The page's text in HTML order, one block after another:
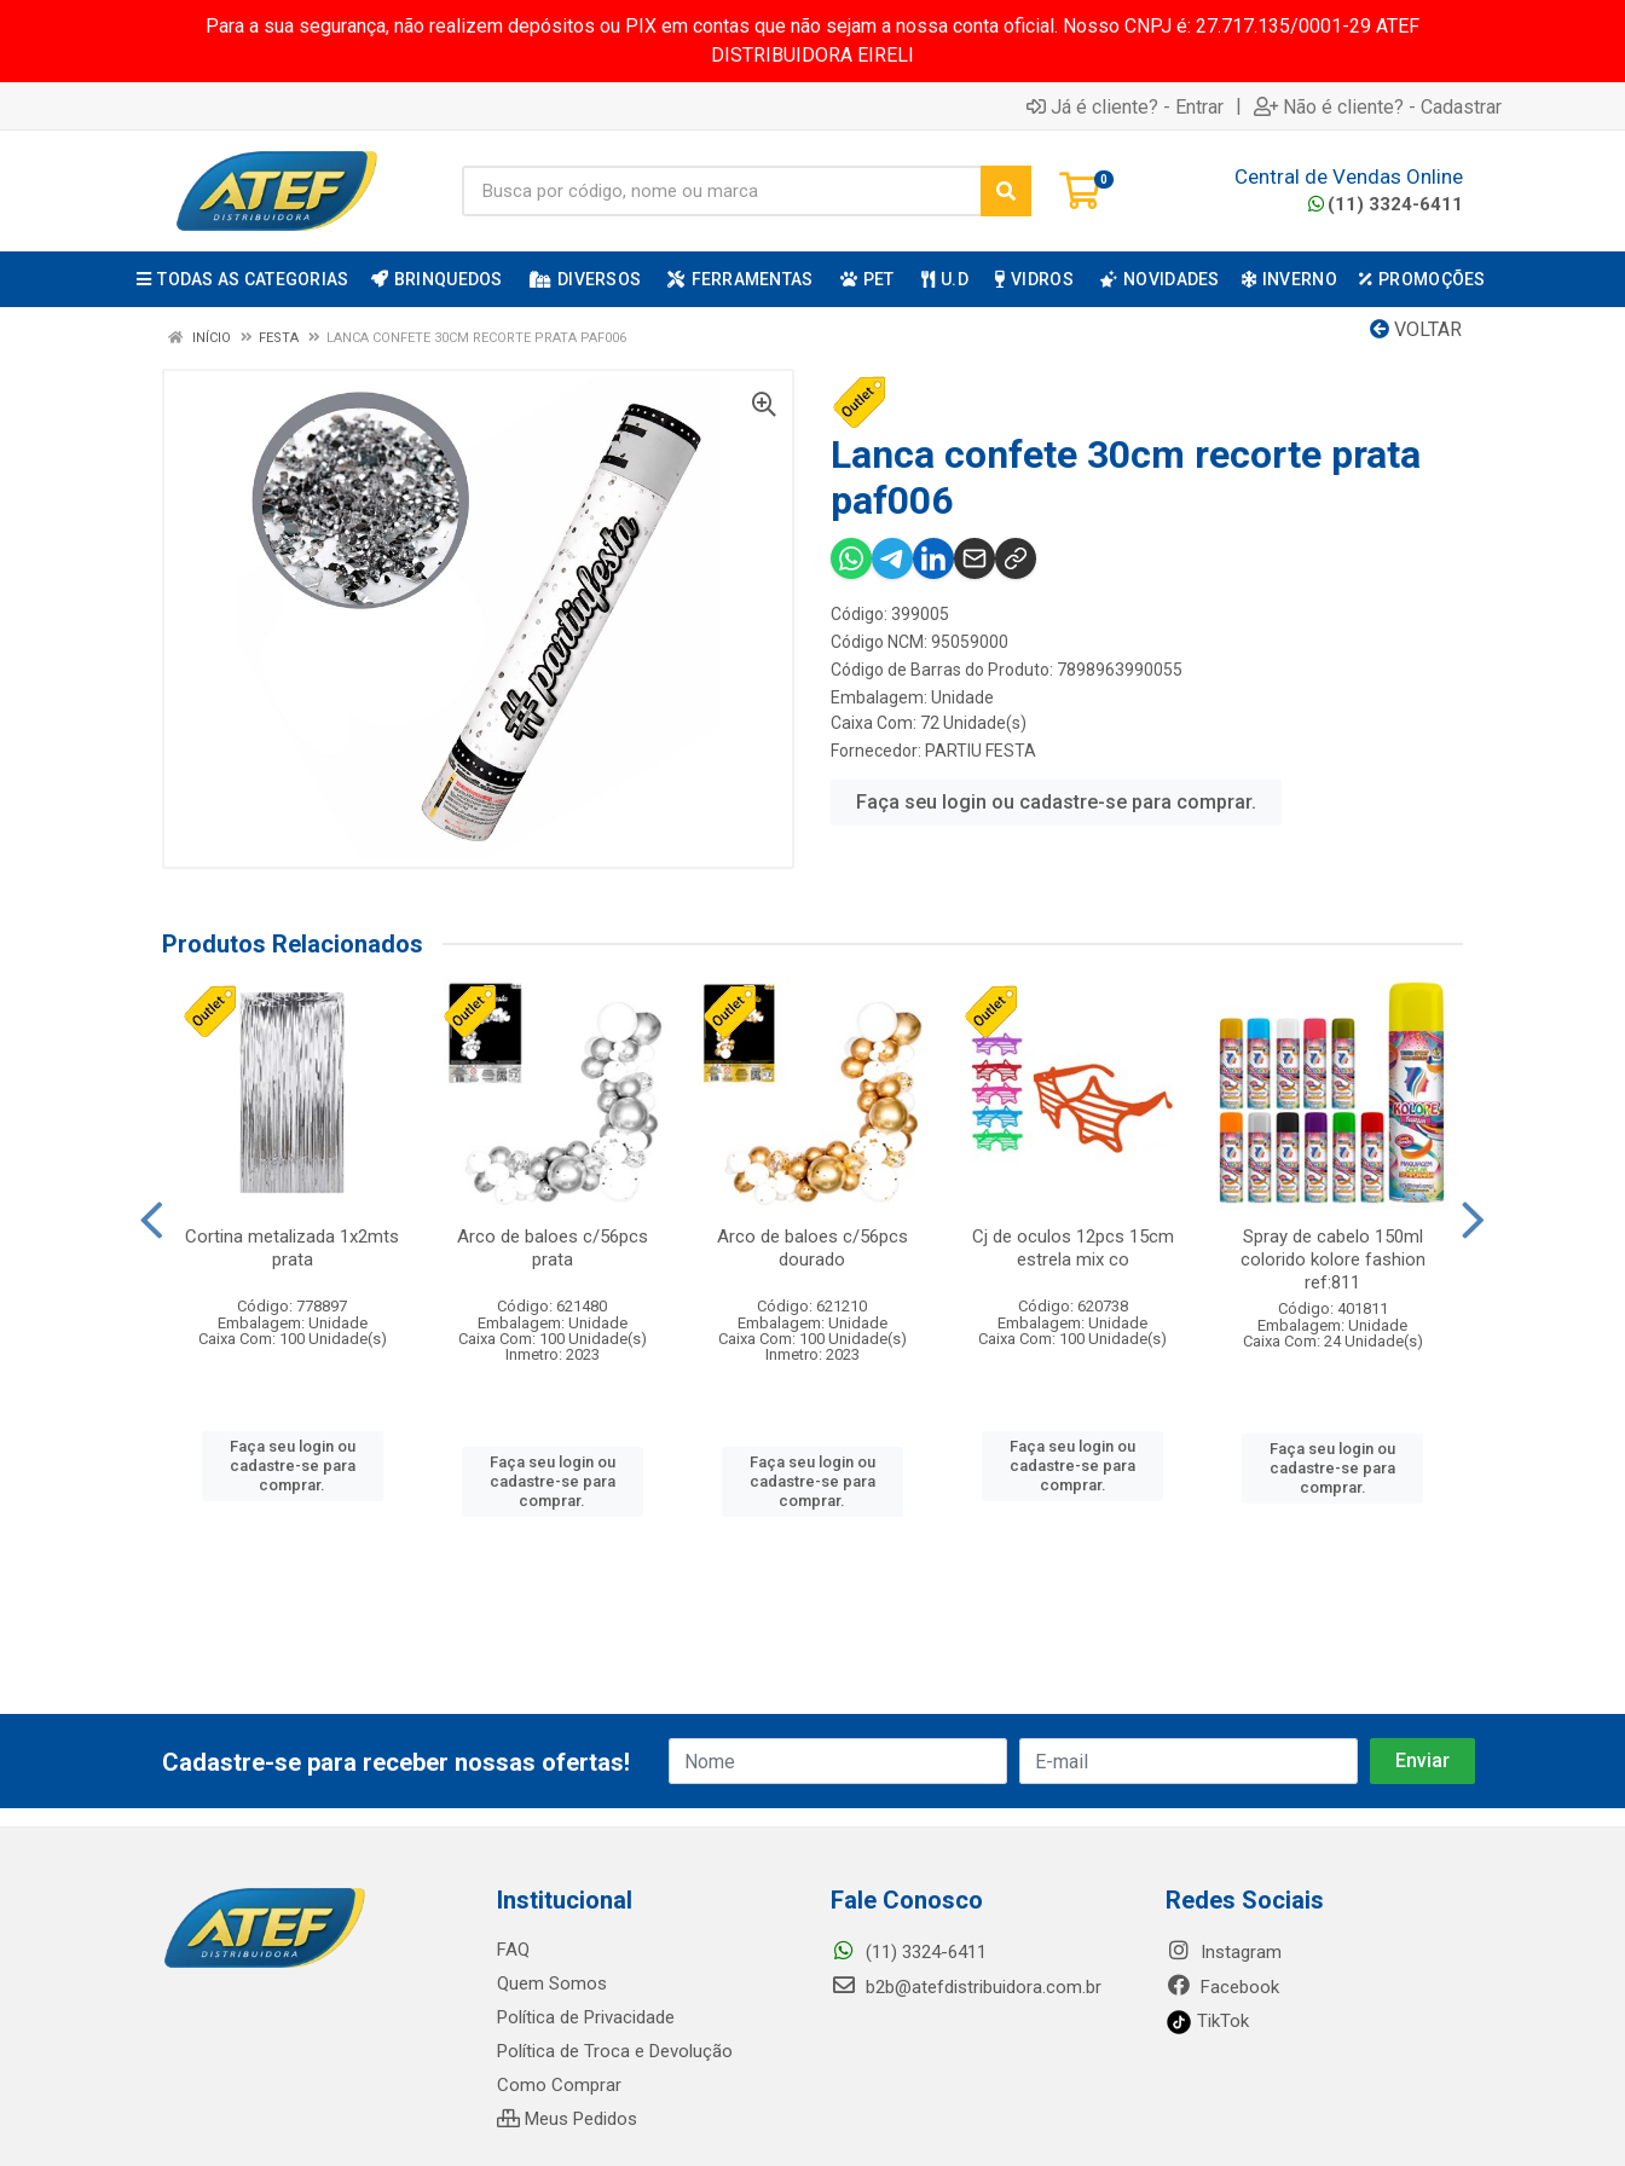
Para a sua segurança, não realizem depósitos ou PIX em contas que não sejam a nossa conta oficial. Nosso CNPJ é: 27.717.135/0001-29 ATEF
DISTRIBUIDORA EIRELI
Já é cliente? - Entrar | Não é cliente? - Cadastrar
0 Central de Vendas Online
(11) 3324-6411
TODAS AS CATEGORIAS BRINQUEDOS DIVERSOS FERRAMENTAS PET U.D VIDROS NOVIDADES INVERNO PROMOÇÕES
VOLTAR
INÍCIO FESTA LANCA CONFETE 30CM RECORTE PRATA PAF006
Lanca confete 30cm recorte prata
paf006
Código: 399005
Código NCM: 95059000
Código de Barras do Produto: 7898963990055
Embalagem: Unidade
Caixa Com: 72 Unidade(s)
Fornecedor: PARTIU FESTA
Faça seu login ou cadastre-se para comprar.
Produtos Relacionados
Cortina metalizada 1x2mts
prata
Código: 778897
Embalagem: Unidade
Caixa Com: 100 Unidade(s)
Faça seu login ou
cadastre-se para
comprar.
Arco de baloes c/56pcs
prata
Código: 621480
Embalagem: Unidade
Caixa Com: 100 Unidade(s)
Inmetro: 2023
Faça seu login ou
cadastre-se para
comprar.
Arco de baloes c/56pcs
dourado
Código: 621210
Embalagem: Unidade
Caixa Com: 100 Unidade(s)
Inmetro: 2023
Faça seu login ou
cadastre-se para
comprar.
Cj de oculos 12pcs 15cm
estrela mix co
Código: 620738
Embalagem: Unidade
Caixa Com: 100 Unidade(s)
Faça seu login ou
cadastre-se para
comprar.
Spray de cabelo 150ml
colorido kolore fashion
ref:811
Código: 401811
Embalagem: Unidade
Caixa Com: 24 Unidade(s)
Faça seu login ou
cadastre-se para
comprar.
Cadastre-se para receber nossas ofertas!
Institucional
FAQ
Quem Somos
Política de Privacidade
Política de Troca e Devolução
Como Comprar
Meus Pedidos
Fale Conosco
(11) 3324-6411
b2b@atefdistribuidora.com.br
Redes Sociais
Instagram
Facebook
TikTok